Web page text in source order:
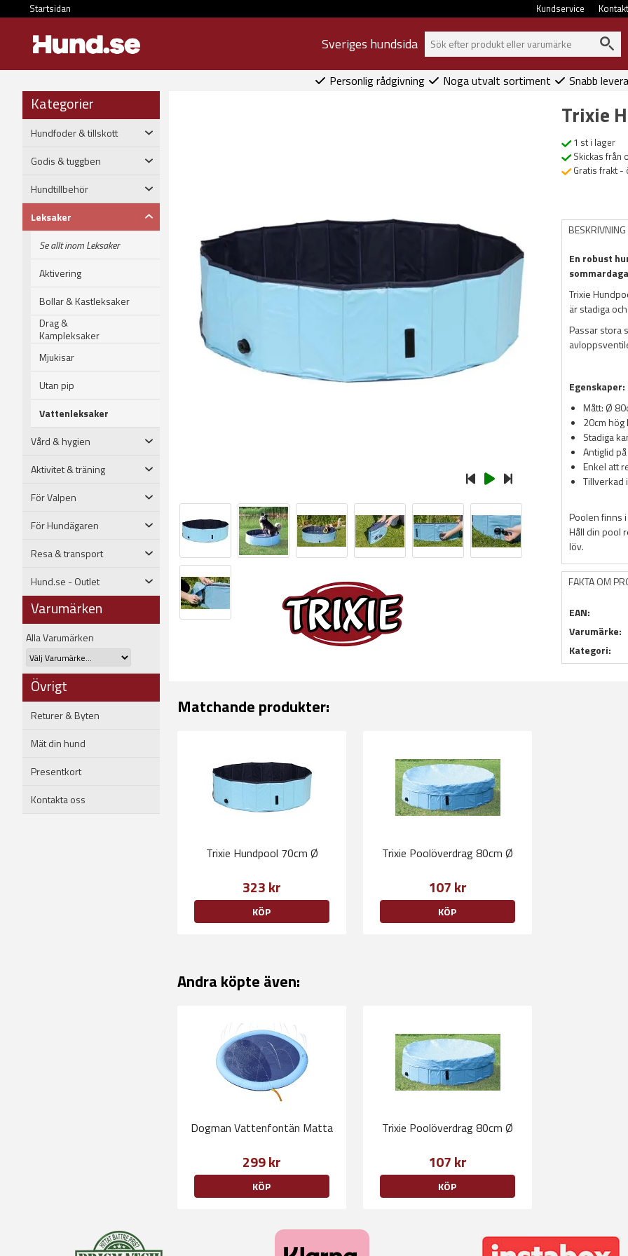
Startsidan Kundservice
Sveriges hundsida
Personlig rådgivning Noga utvalt sortiment Snabb
Kategorier
Hundfoder & tillskott
Godis & tuggben
Hundtillbehör
Leksaker
Se allt inom Leksaker
Aktivering
Bollar & Kastleksaker
Drag &
Kampleksaker
Mjukisar
Utan pip
Vattenleksaker
Vård & hygien
Aktivitet & träning
För Valpen
För Hundägaren
Resa & transport
Hund.se - Outlet
Varumärken
Alla Varumärken
Övrigt
Returer & Byten
Mät din hund
Presentkort
Kontakta oss
Trixie
1 st i lager
Skickas från
Gratis frakt -
BESKRIVNING
En robust
Trixie
är stadiga
Passar stora
Egenskaper:
Mått: Ø
20cm hög
Stadiga
Antiglid
Enkel att
Tillverkad
Poolen finns
Håll din pool
löv.
FAKTA OM
EAN:
Varumärke:
Kategori:
Matchande produkter:
Trixie Hundpool 70cm Ø
323 kr
KÖP
Trixie Poolöverdrag 80cm Ø
107 kr
KÖP
Andra köpte även:
Dogman Vattenfontän Matta
299 kr
KÖP
Trixie Poolöverdrag 80cm Ø
107 kr
KÖP